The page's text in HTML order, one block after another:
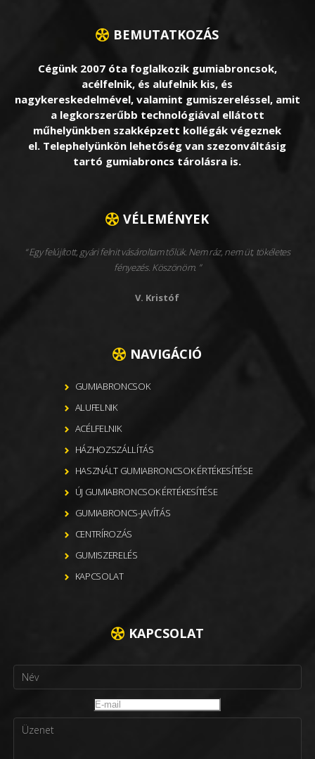
BEMUTATKOZÁS
Cégünk 2007 óta foglalkozik gumiabroncsok,
acélfelnik, és alufelnik kis, és
nagykereskedelmével, valamint gumiszereléssel, amit
a legkorszerűbb technológiával ellátott
műhelyünkben szakképzett kollégák végeznek
el. Telephelyünkön lehetőség van szezonváltásig
tartó gumiabroncs tárolásra is.
VÉLEMÉNYEK
Egy felújított, gyári felnit vásároltam tőlük. Nem ráz, nem üt, tökéletes
fényezés. Köszönöm.
V. Kristóf
NAVIGÁCIÓ
GUMIABRONCSOK
ALUFELNIK
ACÉLFELNIK
HÁZHOZSZÁLLÍTÁS
HASZNÁLT GUMIABRONCSOK ÉRTÉKESÍTÉSE
ÚJ GUMIABRONCSOK ÉRTÉKESÍTÉSE
GUMIABRONCS-JAVÍTÁS
CENTRÍROZÁS
GUMISZERELÉS
KAPCSOLAT
KAPCSOLAT